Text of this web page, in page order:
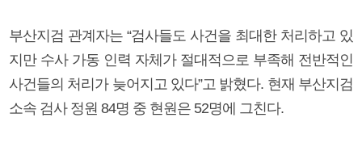
부산지검 관계자는 “검사들도 사건을 최대한 처리하고 있
지만 수사 가동 인력 자체가 절대적으로 부족해 전반적인
사건들의 처리가 늦어지고 있다”고 밝혔다. 현재 부산지검
소속 검사 정원 84명 중 현원은 52명에 그친다.